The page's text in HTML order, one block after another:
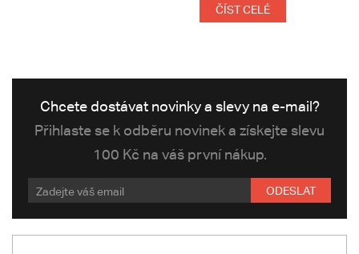
ČÍST CELÉ
Chcete dostávat novinky a slevy na e-mail?
Přihlaste se k odběru novinek a získejte slevu
100 Kč na váš první nákup.
ODESLAT